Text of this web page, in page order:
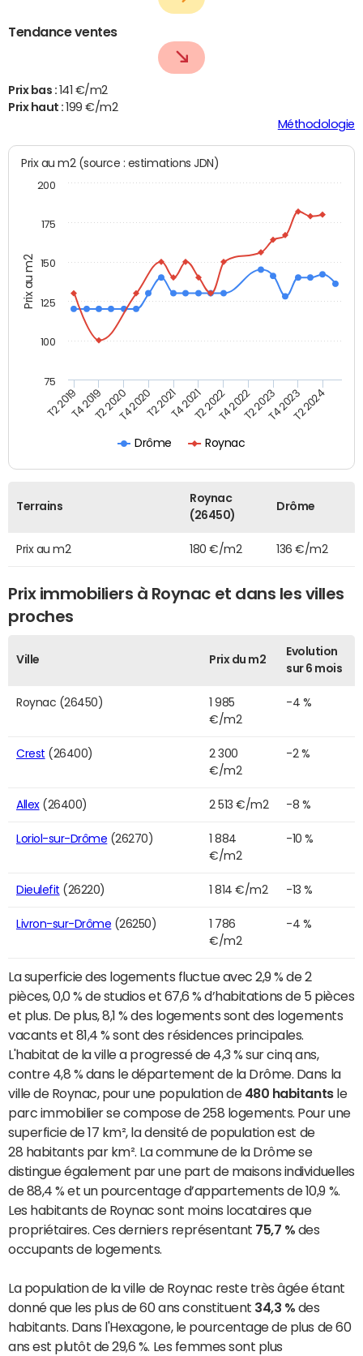
Tendance ventes
Prix bas : 141 €/m2
Prix haut : 199 €/m2
Méthodologie
Prix au m2
Prix au m2 (source : estimations JDN)
Drôme Roynac
T2 2019T4 2019T2 2020T4 2020T2 2021T4 2021T2 2022T4 2022T2 2023T4 2023T2 2024
75
100
125
150
175
200
Terrains
Roynac
(26450)
Drôme
Prix au m2 180 €/m2 136 €/m2
Prix immobiliers à Roynac et dans les villes
proches
Ville Prix du m2
Evolution
sur 6 mois
Roynac (26450)
1 985
€/m2
-4 %
Crest (26400)
2 300
€/m2
-2 %
Allex(26400) 2 513 €/m2 -8 %
Loriol-sur-Drôme (26270)
1 884
€/m2
-10 %
Dieulefit (26220) 1 814 €/m2 -13 %
Livron-sur-Drôme (26250)
1 786
€/m2
-4 %
La superficie des logements fluctue avec 2,9 % de 2
pièces, 0,0 % de studios et 67,6 % d’habitations de 5 pièces
et plus. De plus, 8,1 % des logements sont des logements
vacants et 81,4 % sont des résidences principales.
L'habitat de la ville a progressé de 4,3 % sur cinq ans,
contre 4,8 % dans le département de la Drôme. Dans la
ville de Roynac, pour une population de 480 habitantsle
parc immobilier se compose de 258 logements. Pour une
superficie de 17 km², la densité de population est de
28 habitants par km². La commune de la Drôme se
distingue également par une part de maisons individuelles
de 88,4 % et un pourcentage d’appartements de 10,9 %.
Les habitants de Roynac sont moins locataires que
propriétaires. Ces derniers représentant 75,7 % des
occupants de logements.
La population de la ville de Roynac reste très âgée étant
donné que les plus de 60 ans constituent 34,3 % des
habitants. Dans l'Hexagone, le pourcentage de plus de 60
ans est plutôt de 29,6 %. Les femmes sont plus